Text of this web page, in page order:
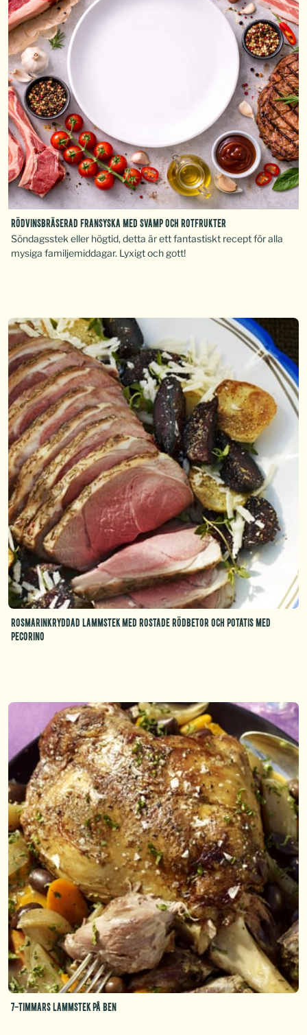
Rödvinsbräserad fransyska med svamp och rotfrukter
Söndagsstek eller högtid, detta är ett fantastiskt recept för alla
mysiga familjemiddagar. Lyxigt och gott!
Rosmarinkryddad lammstek med rostade rödbetor och potatis med
pecorino
7-timmars lammstek på ben